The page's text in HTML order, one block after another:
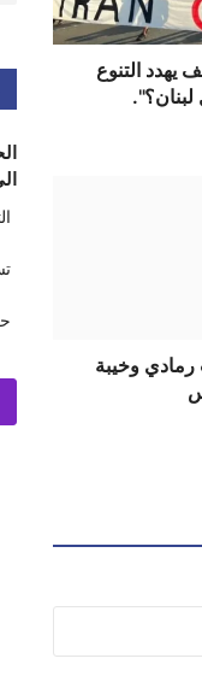
يهدد التنوع
وخيبة